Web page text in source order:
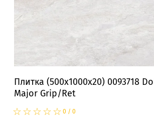
Плитка (500x1000x20) 0093718
Major Grip/Ret
☆
★☆
★☆
★☆
★☆
★ 0 / 0